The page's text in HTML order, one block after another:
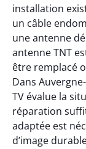
installation
un câble
une antenne
antenne TNT
être remplacé
Dans
TV évalue la
réparation
adaptée est
d’image